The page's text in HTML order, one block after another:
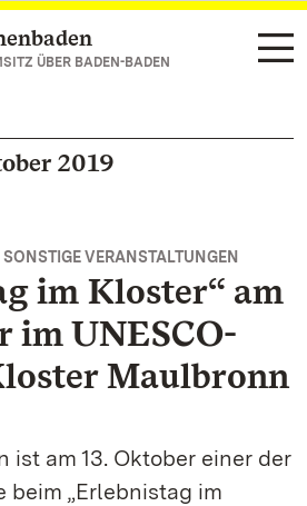
ÜBER BADEN-BADEN
2019
VERANSTALTUNGEN
im Kloster“ am
im UNESCO-
Maulbronn
ist am 13. Oktober einer der
beim „Erlebnistag im